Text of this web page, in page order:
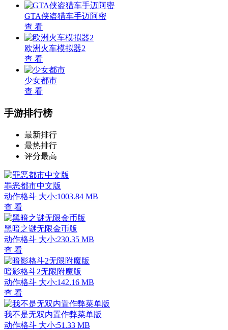
GTA侠盗猎车手迈阿密
查 看
欧洲火车模拟器2
查 看
少女都市
查 看
手游排行榜
最新排行
最热排行
评分最高
罪恶都市中文版
动作格斗 大小:1003.84 MB
查 看
黑暗之谜无限金币版
动作格斗 大小:230.35 MB
查 看
暗影格斗2无限附魔版
动作格斗 大小:142.16 MB
查 看
我不是无双内置作弊菜单版
动作格斗 大小:51.33 MB